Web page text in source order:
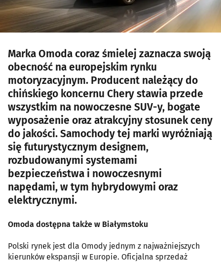
Marka Omoda coraz śmielej zaznacza swoją
obecność na europejskim rynku
motoryzacyjnym. Producent należący do
chińskiego koncernu Chery stawia przede
wszystkim na nowoczesne SUV-y, bogate
wyposażenie oraz atrakcyjny stosunek ceny
do jakości. Samochody tej marki wyróżniają
się futurystycznym designem,
rozbudowanymi systemami
bezpieczeństwa i nowoczesnymi
napędami, w tym hybrydowymi oraz
elektrycznymi.
Omoda dostępna także w Białymstoku
Polski rynek jest dla Omody jednym z najważniejszych
kierunków ekspansji w Europie. Oficjalna sprzedaż